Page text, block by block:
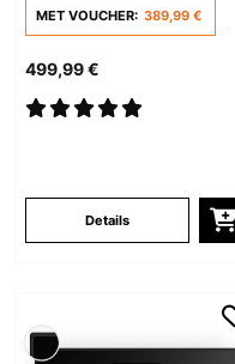
MET VOUCHER: 389,99 €
499,99 €
Details